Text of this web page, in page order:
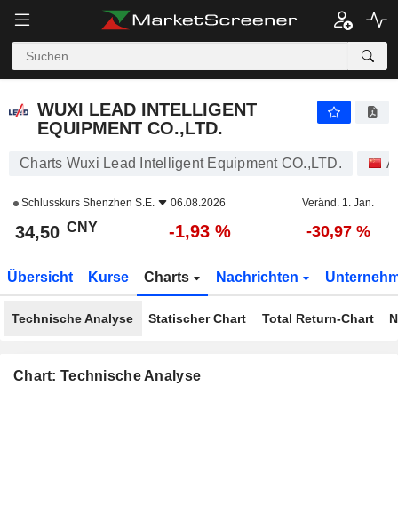
-1,93 %
WUXI LEAD INTELLIGENT
EQUIPMENT CO.,LTD.
Charts Wuxi Lead Intelligent Equipment CO.,LTD.
Schlusskurs Shenzhen S.E. 06.08.2026 Veränd. 1. Jan.
34,50 CNY -1,93 % -30,97 %
Übersicht Kurse Charts Nachrichten
Technische Analyse Statischer Chart Total Return-Chart
Chart: Technische Analyse